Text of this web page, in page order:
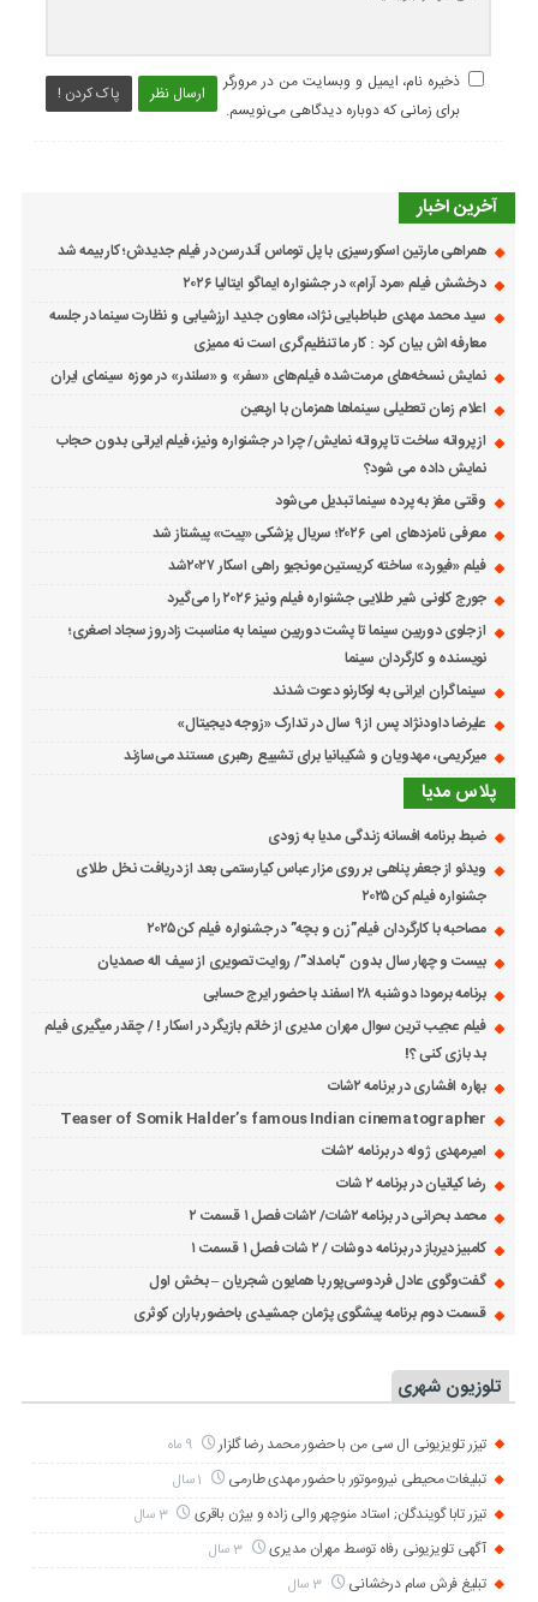
ارسال نظر پاک کردن !
ذخیره نام، ایمیل و وبسایت من در مرورگر
برای زمانی که دوباره دیدگاهی می‌نویسم.
آخرین اخبار
همراهی مارتین اسکورسیزی با پل توماس ٱندرسن در فیلم جدیدش؛ کار بیمه شد
درخشش فیلم «مرد آرام» در جشنواره ایماگو ایتالیا ۲۰۲۶
سید محمد مهدی طباطبایی نژاد، معاون جدید ارزشیابی و نظارت سینما در جلسه
معارفه اش بیان کرد : کار ما تنظیم‌گری است نه ممیزی
نمایش نسخه‌های مرمت‌شده فیلم‌های «سفر» و «سلندر» در موزه سینمای ایران
اعلام زمان تعطیلی سینماها همزمان با اربعین
از پروانه ساخت تا پروانه نمایش/ چرا در جشنواره ونیز، فیلم ایرانی بدون حجاب
نمایش داده می شود؟
وقتی مغز به پرده سینما تبدیل می‌شود
معرفی نامزدهای امی ۲۰۲۶؛ سریال پزشکی «پیت» پیشتاز شد
فیلم «فیورد» ساخته کریستین مونجیو راهی اسکار ۲۰۲۷شد
جورج کلونی شیر طلایی جشنواره فیلم ونیز ۲۰۲۶ را می‌گیرد
از جلوی دوربین سینما تا پشت دوربین سینما به مناسبت زادروز سجاد اصغری؛
نویسنده و کارگردان سینما
سینماگران ایرانی به لوکارنو دعوت شدند
علیرضا داودنژاد پس از ۹ سال در تدارک «زوجه دیجیتال»
میرکریمی، مهدویان و شکیبانیا برای تشییع رهبری مستند می‌سازند
پلاس مدیا
ضبط برنامه افسانه زندگی مدیا به زودی
ویدئو از جعفر پناهی بر روی مزار عباس کیارستمی بعد از دریافت نخل طلای
جشنواره فیلم کن ۲۰۲۵
مصاحبه با کارگردان فیلم”زن و بچه” در جشنواره فیلم کن ۲۰۲۵
بیست و چهار سال بدون “بامداد”/ روایت تصویری از سیف اله صمدیان
برنامه برمودا دوشنبه ۲۸ اسفند با حضور ایرج حسابی
فیلم عجیب ترین سوال مهران مدیری از خانم بازیگر در اسکار ! / چقدر میگیری فیلم
بد بازی کنی ؟!
بهاره افشاری در برنامه ۲شات
Teaser of Somik Halder’s famous Indian cinematographer
امیرمهدی ژوله در برنامه ۲شات
رضا کیانیان در برنامه ۲ شات
محمد بحرانی در برنامه ۲شات/ ۲شات فصل ۱ قسمت ۲
کامبیز دیرباز در برنامه دوشات / ۲ شات فصل ۱ قسمت ۱
گفت‌وگوی عادل فردوسی‌پور با همایون شجریان – بخش اول
قسمت دوم برنامه پیشگوی پژمان جمشیدی باحضور باران کوثری
تلوزیون شهری
تیزر تلویزیونی ال سی من با حضور محمد رضا گلزار 9 ماه
تبلیغات محیطی نیروموتور با حضور مهدی طارمی
تیزر تابا گویندگان; استاد منوچهر والی زاده و بیژن باقری 3 سال
آگهی تلویزیونی رفاه توسط مهران مدیری 3 سال
تبلیغ فرش سام درخشانی 3 سال